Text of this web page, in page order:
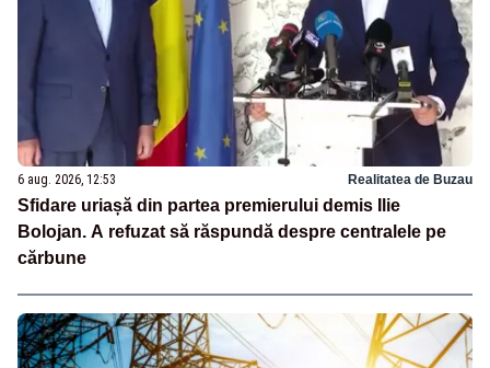
6 aug. 2026, 12:53 Realitatea de Buzau
Sfidare uriașă din partea premierului demis Ilie
Bolojan. A refuzat să răspundă despre centralele pe
cărbune